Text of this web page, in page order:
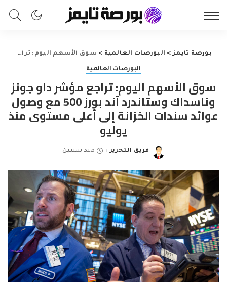
بورصة تايمز> البورصات العالمية > سوق الأسهم اليوم: تراجع مؤشر داو جونز وناسداك وستاندرد آند بورز 500 مع وصول عوائد سندات الخزانة إلى أعلى مستوى منذ يوليو
البورصات العالمية
سوق الأسهم اليوم: تراجع مؤشر داو جونز
وناسداك وستاندرد آند بورز 500 مع وصول
عوائد سندات الخزانة إلى أعلى مستوى منذ
يوليو
Posted
فريق التحرير منذ سنتين